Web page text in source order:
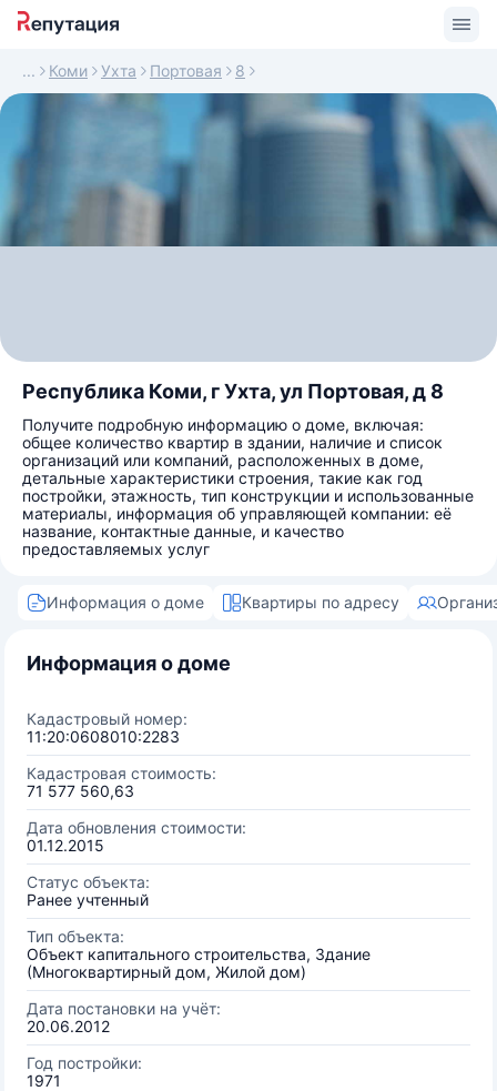
Коми Ухта Портовая 8
Республика Коми, г Ухта, ул Портовая, д 8
Получите подробную информацию о доме, включая:
общее количество квартир в здании, наличие и список
организаций или компаний, расположенных в доме,
детальные характеристики строения, такие как год
постройки, этажность, тип конструкции и использованные
материалы, информация об управляющей компании: её
название, контактные данные, и качество
предоставляемых услуг
Информация о доме Квартиры по адресу
Информация о доме
Кадастровый номер:
11:20:0608010:2283
Кадастровая стоимость:
71 577 560,63
Дата обновления стоимости:
01.12.2015
Статус объекта:
Ранее учтенный
Тип объекта:
Объект капитального строительства, Здание
(Многоквартирный дом, Жилой дом)
Дата постановки на учёт:
20.06.2012
Год постройки:
1971